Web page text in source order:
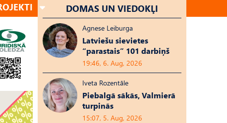
DOMAS UN VIEDOKĻI
Agnese Leiburga
Latviešu sievietes
“parastais” 101 darbiņš
19:46, 6. Aug, 2026
Iveta Rozentāle
Piebalgā sākās, Valmierā
turpinās
15:07, 5. Aug, 2026